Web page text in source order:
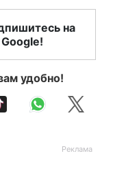
на
удобно!